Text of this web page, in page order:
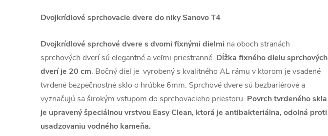
Dvojkrídlové sprchovacie dvere do niky Sanovo T4
Dvojkrídlové sprchové dvere s dvomi fixnými dielmi na oboch stranách
sprchových dverí sú elegantné a veľmi priestranné. Dĺžka fixného dielu sprchových
dverí je 20 cm. Bočný diel je vyrobený s kvalitného AL rámu v ktorom je vsadené
tvrdené bezpečnostné sklo o hrúbke 6mm. Sprchové dvere sú bezbariérové a
vyznačujú sa širokým vstupom do sprchovacieho priestoru. Povrch tvrdeného skla
je upravený špeciálnou vrstvou Easy Clean, ktorá je antibakteriálna, odolná proti
usadzovaniu vodného kameňa.